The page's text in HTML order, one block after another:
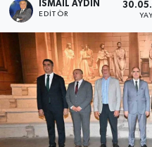
İSMAIL AYDIN
EDITÖR